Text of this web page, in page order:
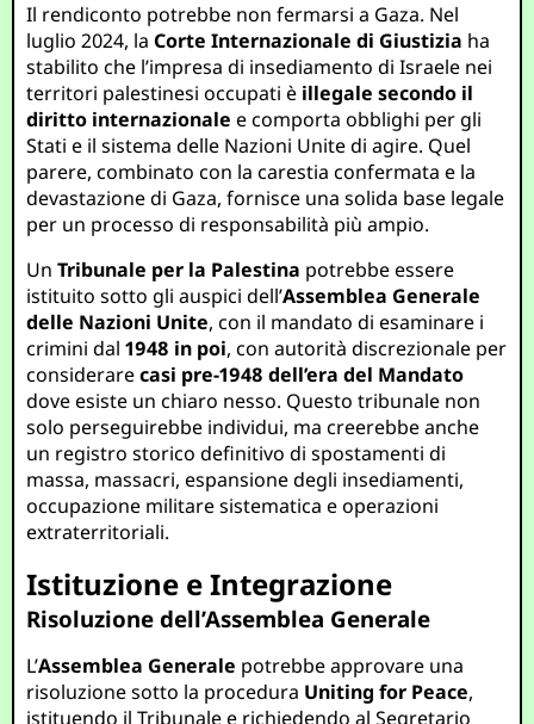
Il rendiconto potrebbe non fermarsi a Gaza. Nel
luglio 2024, laCorte Internazionale di Giustizia ha
stabilito che l’impresa di insediamento di Israele nei
territori palestinesi occupati è illegale secondo il
diritto internazionale e comporta obblighi per gli
Stati e il sistema delle Nazioni Unite di agire. Quel
parere, combinato con la carestia confermata e la
devastazione di Gaza, fornisce una solida base legale
per un processo di responsabilità più ampio.
UnTribunale per la Palestina potrebbe essere
istituito sotto gli auspici dell’Assemblea Generale
delle Nazioni Unite, con il mandato di esaminare i
crimini dal1948 in poi, con autorità discrezionale per
considerarecasi pre-1948 dell’era del Mandato
dove esiste un chiaro nesso. Questo tribunale non
solo perseguirebbe individui, ma creerebbe anche
un registro storico definitivo di spostamenti di
massa, massacri, espansione degli insediamenti,
occupazione militare sistematica e operazioni
extraterritoriali.
Istituzione e Integrazione
Risoluzione dell’Assemblea Generale
L’Assemblea Generale potrebbe approvare una
risoluzione sotto la procedura Uniting for Peace,
istituendo il Tribunale e richiedendo al Segretario